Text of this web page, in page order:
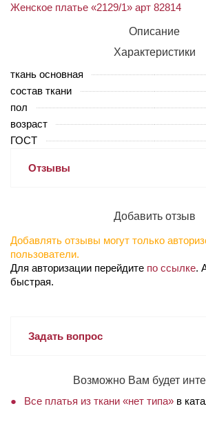
Женское платье «2129/1» арт 82814
Описание
Характеристики
ткань основная
состав ткани
пол
возраст
ГОСТ
Отзывы
Добавить отзыв
Добавлять отзывы могут только
пользователи.
Для авторизации перейдите по ссылке.
быстрая.
Задать вопрос
Возможно Вам будет
Все платья из ткани «нет типа» в